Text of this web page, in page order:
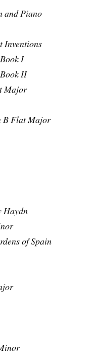
and Piano
Inventions
I
II
Major
B Flat Major
Haydn
of Spain